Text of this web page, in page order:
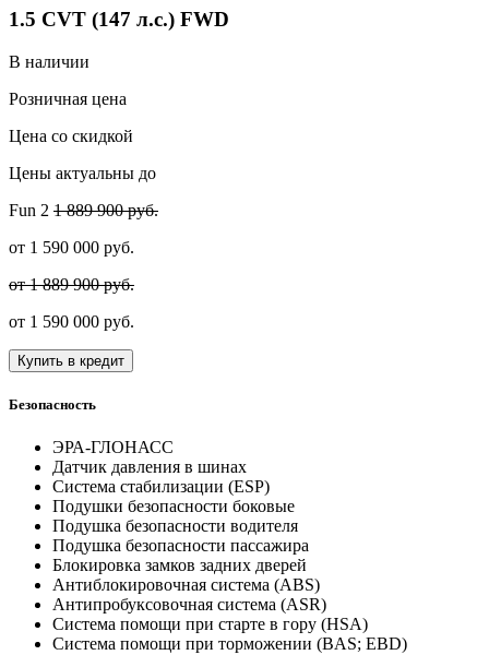
1.5 CVT (147 л.с.) FWD
В наличии
Розничная цена
Цена со скидкой
Цены актуальны до
Fun 2 1 889 900 руб.
от 1 590 000 руб.
от 1 889 900 руб.
от 1 590 000 руб.
Купить в кредит
Безопасность
ЭРА-ГЛОНАСС
Датчик давления в шинах
Система стабилизации (ESP)
Подушки безопасности боковые
Подушка безопасности водителя
Подушка безопасности пассажира
Блокировка замков задних дверей
Антиблокировочная система (ABS)
Антипробуксовочная система (ASR)
Система помощи при старте в гору (HSA)
Система помощи при торможении (BAS; EBD)